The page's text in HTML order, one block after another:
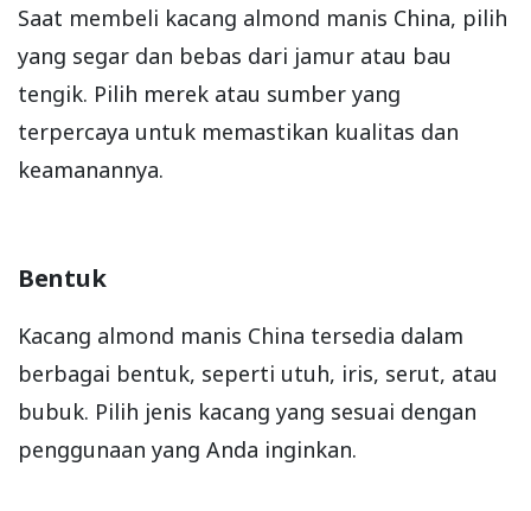
Saat membeli kacang almond manis China, pilih
yang segar dan bebas dari jamur atau bau
tengik. Pilih merek atau sumber yang
terpercaya untuk memastikan kualitas dan
keamanannya.
Bentuk
Kacang almond manis China tersedia dalam
berbagai bentuk, seperti utuh, iris, serut, atau
bubuk. Pilih jenis kacang yang sesuai dengan
penggunaan yang Anda inginkan.